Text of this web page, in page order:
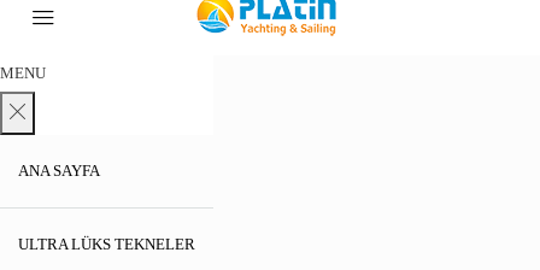
MENU
ANA SAYFA
ULTRA LÜKS TEKNELER